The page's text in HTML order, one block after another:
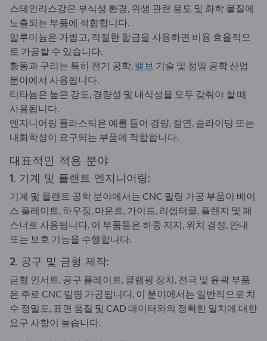
스테인리스강은 부식성 환경, 위생 관련 용도 및 화학 물질에
노출되는 부품에 적합합니다.
알루미늄은 가볍고, 적절한 합금을 사용하면 비용 효율적으
로 가공할 수 있습니다.
황동과 구리는 특히 전기 공학, 밸브 기술 및 정밀 공학 산업
분야에서 사용됩니다.
티타늄은 높은 강도, 경량성 및 내식성을 모두 갖춰야 할 때
사용됩니다.
엔지니어링 플라스틱은 예를 들어 경량, 절연, 슬라이딩 또는
내화학성이 요구되는 부품에 적합합니다.
대표적인 적용 분야
1. 기계 및 플랜트 엔지니어링:
기계 및 플랜트 공학 분야에서는 CNC 밀링 가공 부품이 베이
스 플레이트, 하우징, 마운트, 가이드, 리셉터클, 플랜지 및 패
스너로 사용됩니다. 이 부품들은 하중 지지, 위치 결정, 안내
또는 보호 기능을 수행합니다.
2. 공구 및 금형 제작:
금형 인서트, 공구 플레이트, 클램핑 장치, 전극 및 윤곽 부품
은 주로 CNC 밀링 가공됩니다. 이 분야에서는 일반적으로 치
수 정밀도, 표면 품질 및 CAD 데이터와의 정확한 일치에 대한
요구 사항이 높습니다.